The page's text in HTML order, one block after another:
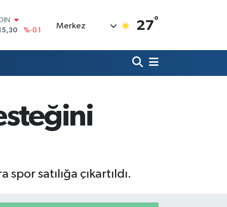
%0.18
%0.32
%-14
Merkez 27°
satılığa çıkartıldı.